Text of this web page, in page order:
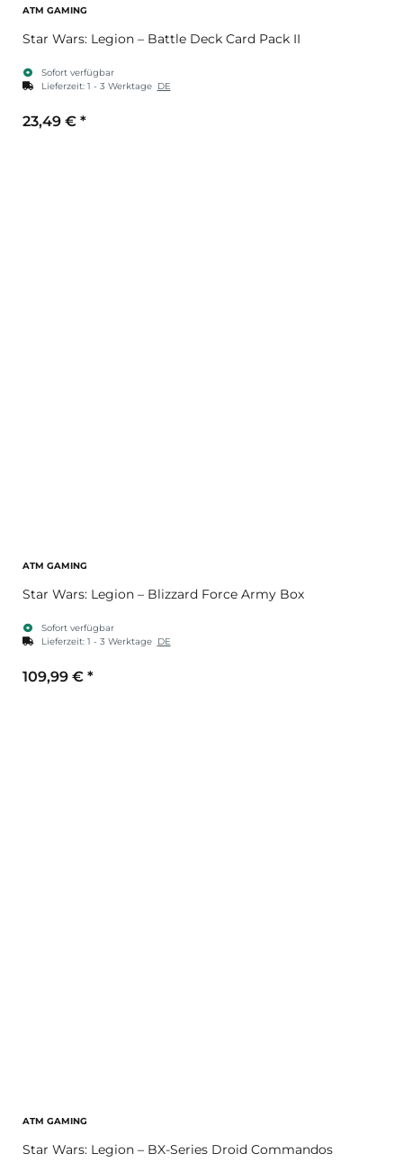
ATM GAMING
Star Wars: Legion – Battle Deck Card Pack II
Sofort verfügbar
Lieferzeit: 1 - 3 Werktage DE
23,49 € *
ATM GAMING
Star Wars: Legion – Blizzard Force Army Box
Sofort verfügbar
Lieferzeit: 1 - 3 Werktage DE
109,99 € *
ATM GAMING
Star Wars: Legion – BX-Series Droid Commandos